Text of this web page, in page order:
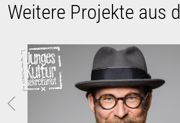
Weitere Projekte aus